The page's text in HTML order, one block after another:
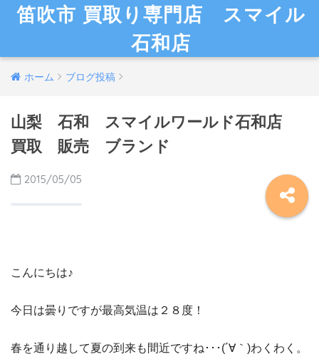
笛吹市 買取り専門店 スマイル
石和店
ホーム ブログ投稿
山梨 石和 スマイルワールド石和店
買取 販売 ブランド
2015/05/05
こんにちは♪
今日は曇りですが最高気温は２８度！
春を通り越して夏の到来も間近ですね･･･(´∀｀)わくわく。